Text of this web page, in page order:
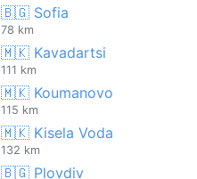
🇧🇬 Sofia
78 km
🇲🇰 Kavadartsi
111 km
🇲🇰 Koumanovo
115 km
🇲🇰 Kisela Voda
132 km
🇧🇬 Plovdiv